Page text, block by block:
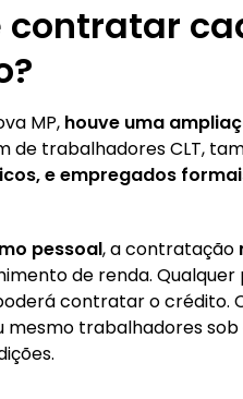
contratar
MP, houve uma
de trabalhadores CLT,
e empregados
pessoal, a contratação
de renda.
contratar o crédito.
mesmo trabalhadores